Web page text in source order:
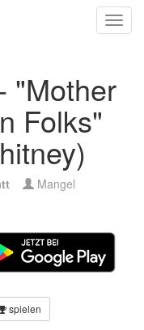
"Mother
Folks"
Mangel
spielen